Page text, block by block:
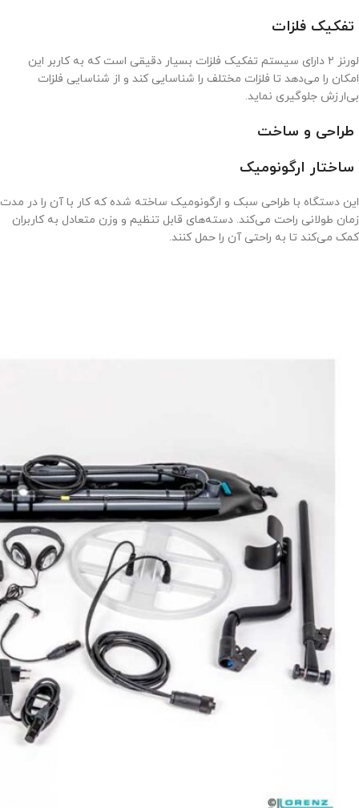
تفکیک فلزات
لورنز ۲ دارای سیستم تفکیک فلزات بسیار دقیقی است که به کاربر این
امکان را می‌دهد تا فلزات مختلف را شناسایی کند و از شناسایی فلزات
بی‌ارزش جلوگیری نماید.
طراحی و ساخت
ساختار ارگونومیک
این دستگاه با طراحی سبک و ارگونومیک ساخته شده که کار با آن را در مدت
زمان طولانی راحت می‌کند. دسته‌های قابل تنظیم و وزن متعادل به کاربران
کمک می‌کند تا به راحتی آن را حمل کنند.